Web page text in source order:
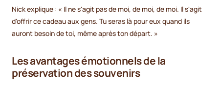
Nick explique : « Il ne s'agit pas de moi, de moi, de moi. Il s'agit
d'offrir ce cadeau aux gens. Tu seras là pour eux quand ils
auront besoin de toi, même après ton départ. »
Les avantages émotionnels de la
préservation des souvenirs